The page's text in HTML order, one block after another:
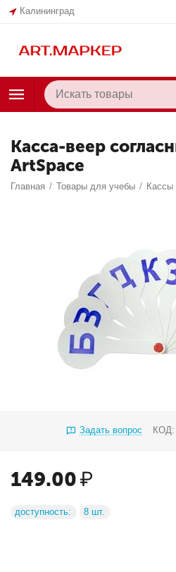
Калининград
Касса-веер
ArtSpace
Главная / Товары для учебы / Кассы
Задать вопрос КОД:
149.00₽
доступность: 8 шт.